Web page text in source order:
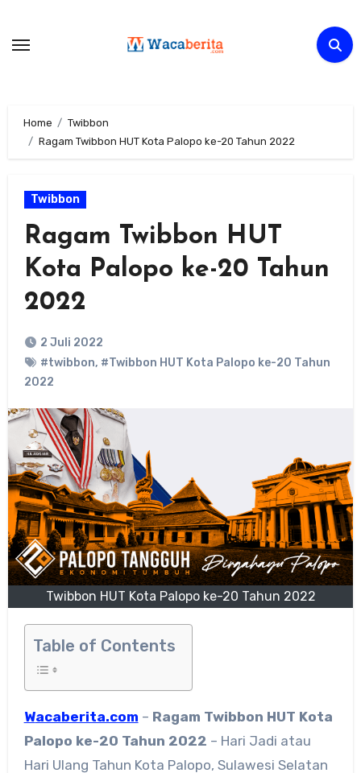
content
Home
Twibbon
Ragam Twibbon HUT Kota Palopo ke-20 Tahun 2022
Twibbon
Ragam Twibbon HUT
Kota Palopo ke-20 Tahun
2022
2 Juli 2022
#twibbon, #Twibbon HUT Kota Palopo ke-20 Tahun
2022
Twibbon HUT Kota Palopo ke-20 Tahun 2022
Table of Contents
Wacaberita.com – Ragam Twibbon HUT Kota
Palopo ke-20 Tahun 2022 – Hari Jadi atau
Hari Ulang Tahun Kota Palopo, Sulawesi Selatan